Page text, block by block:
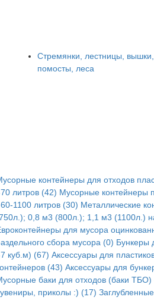
Стремянки, лестницы,
помосты, леса
контейнеры для отходов
литров (42) Мусорные контейнеры
1100 литров (30) Металлические
0,8 м3 (800л.); 1,1 м3 (1100л.)
для мусора
сбора мусора (0) Бункеры
куб.м) (67) Аксессуары для
(43) Аксессуары для
баки для отходов (баки ТБО)
приколы :) (17)